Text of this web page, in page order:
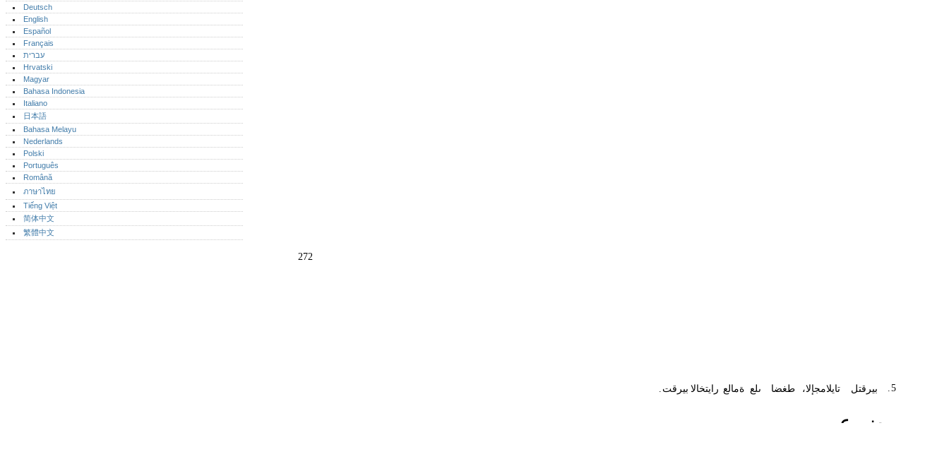
272
5
. بيرقتل ،تايلامجإلا طغضا ىلع ةمالع رايتخالا بيرقت .
ضرع
Deutsch
English
Español
Français
עברית
Hrvatski
Magyar
Bahasa Indonesia
Italiano
日本語
Bahasa Melayu
Nederlands
Polski
Português‎
Română
ภาษาไทย
Tiếng Việt
简体中文
繁體中文